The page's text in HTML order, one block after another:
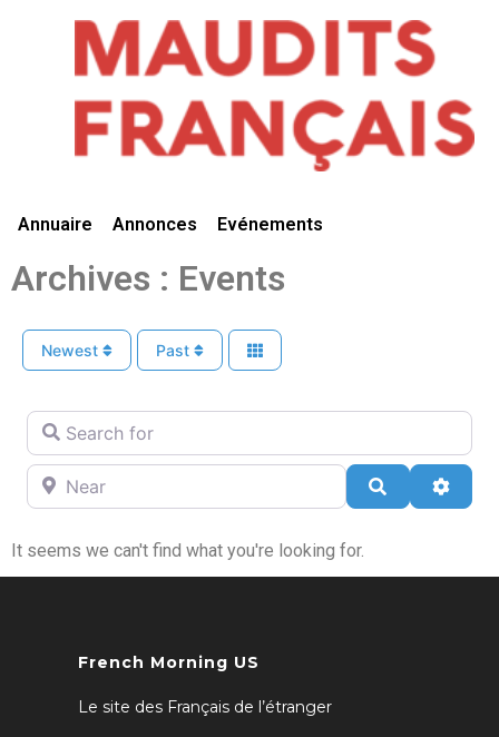
Annuaire Annonces Evénements
Archives : Events
Newest Past
Search for
Near
Search
It seems we can't find what you're looking for.
French Morning US
Le site des Français de l’étranger